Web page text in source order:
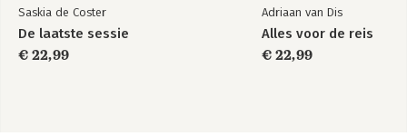
Saskia de Coster
De laatste sessie
€ 22,99
Adriaan van Dis
Alles voor de reis
€ 22,99